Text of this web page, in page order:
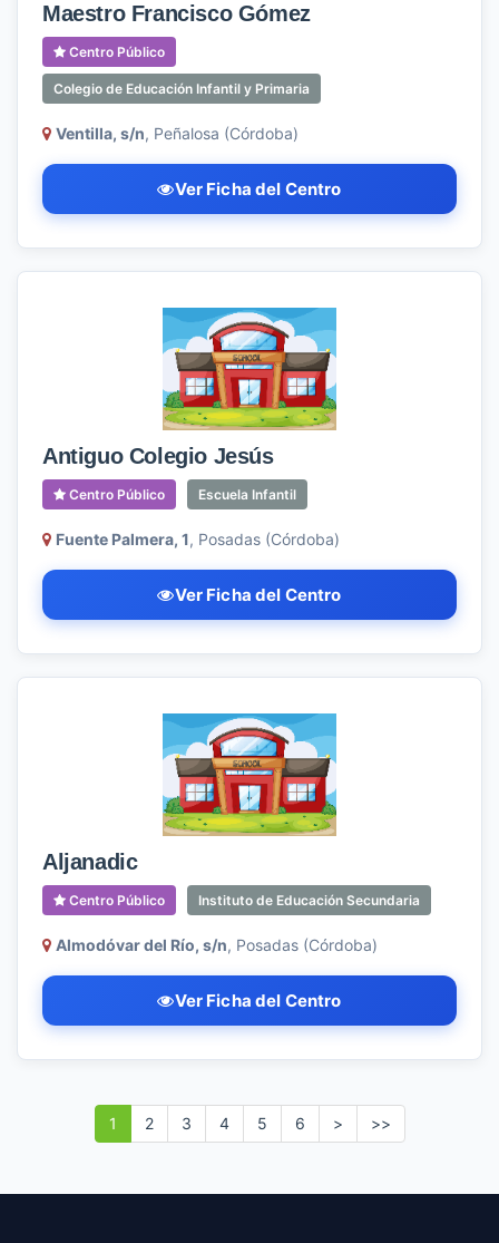
Maestro Francisco Gómez
Centro Público
Colegio de Educación Infantil y Primaria
Ventilla, s/n, Peñalosa (Córdoba)
Ver Ficha del Centro
Antiguo Colegio Jesús
Centro Público Escuela Infantil
Fuente Palmera, 1, Posadas (Córdoba)
Ver Ficha del Centro
Aljanadic
Centro Público Instituto de Educación Secundaria
Almodóvar del Río, s/n, Posadas (Córdoba)
Ver Ficha del Centro
1 2 3 4 5 6 > >>